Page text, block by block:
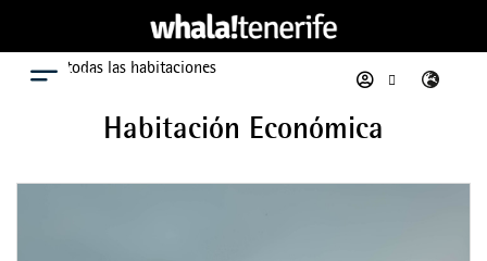
Menú
Ver todas las habitaciones
Habitación Económica